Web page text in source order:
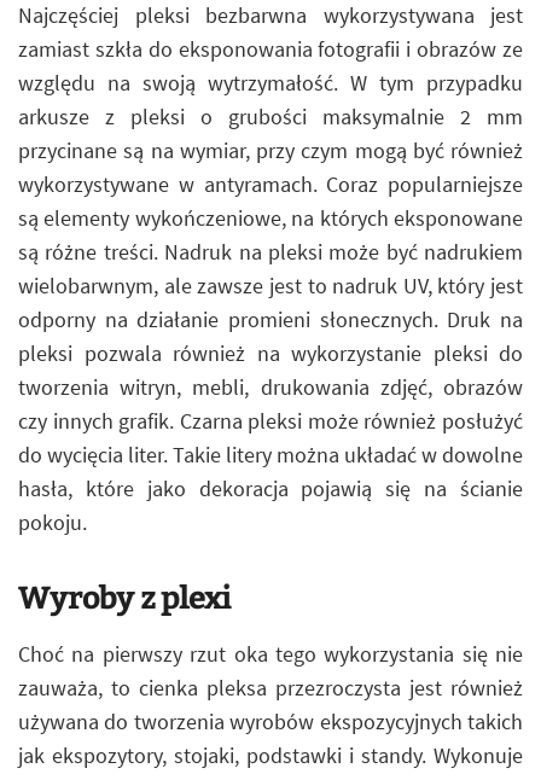
Najczęściej pleksi bezbarwna wykorzystywana jest
zamiast szkła do eksponowania fotografii i obrazów ze
względu na swoją wytrzymałość. W tym przypadku
arkusze z pleksi o grubości maksymalnie 2 mm
przycinane są na wymiar, przy czym mogą być również
wykorzystywane w antyramach. Coraz popularniejsze
są elementy wykończeniowe, na których eksponowane
są różne treści. Nadruk na pleksi może być nadrukiem
wielobarwnym, ale zawsze jest to nadruk UV, który jest
odporny na działanie promieni słonecznych. Druk na
pleksi pozwala również na wykorzystanie pleksi do
tworzenia witryn, mebli, drukowania zdjęć, obrazów
czy innych grafik. Czarna pleksi może również posłużyć
do wycięcia liter. Takie litery można układać w dowolne
hasła, które jako dekoracja pojawią się na ścianie
pokoju.
Wyroby z plexi
Choć na pierwszy rzut oka tego wykorzystania się nie
zauważa, to cienka pleksa przezroczysta jest również
używana do tworzenia wyrobów ekspozycyjnych takich
jak ekspozytory, stojaki, podstawki i standy. Wykonuje